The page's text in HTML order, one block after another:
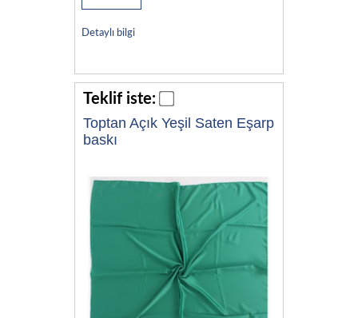
Detaylı bilgi
Teklif iste:
Toptan Açık Yeşil Saten Eşarp
baskı